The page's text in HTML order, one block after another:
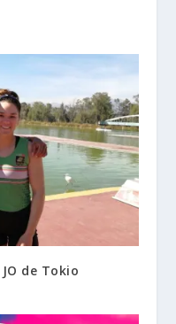
de Tokio